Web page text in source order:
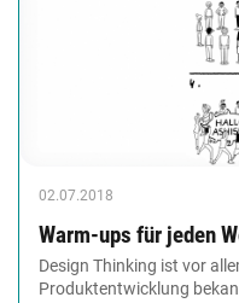
02.07.2018
Warm-ups für jeden
Design Thinking ist vor
Produktentwicklung